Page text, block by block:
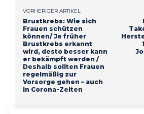
VORHERIGER ARTIKEL
Brustkrebs: Wie sich
Frauen schützen
können/ Je früher
Brustkrebs erkannt
wird, desto besser kann
er bekämpft werden /
Deshalb sollten Frauen
regelmäßig zur
Vorsorge gehen – auch
in Corona-Zeiten